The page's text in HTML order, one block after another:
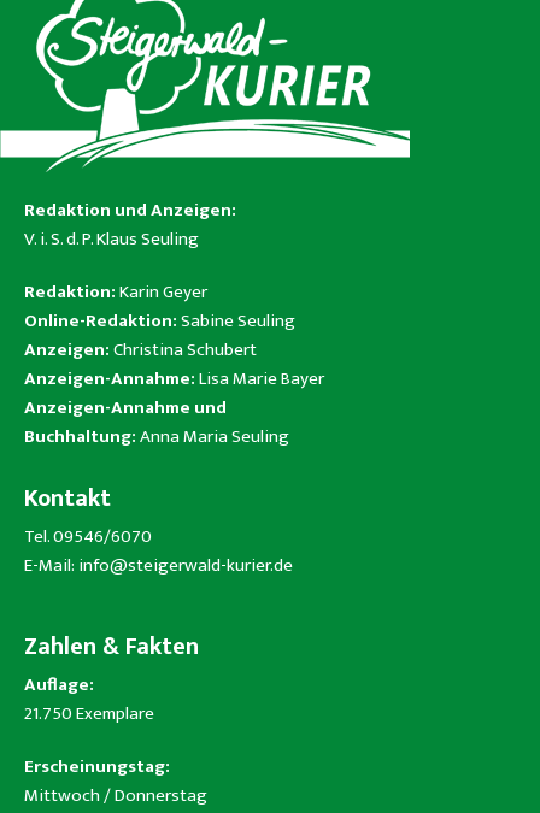
Redaktion und Anzeigen:
V. i. S. d. P. Klaus Seuling
Redaktion:Karin Geyer
Online-Redaktion:Sabine Seuling
Anzeigen:Christina Schubert
Anzeigen-Annahme:Lisa Marie Bayer
Anzeigen-Annahme und
Buchhaltung:Anna Maria Seuling
Kontakt
Tel. 09546/6070
E-Mail: info@steigerwald-kurier.de
Zahlen & Fakten
Auflage:
21.750 Exemplare
Erscheinungstag:
Mittwoch / Donnerstag